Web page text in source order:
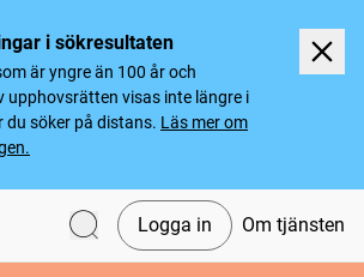
i sökresultaten
är yngre än 100 år och
upphovsrätten visas inte längre i
du söker på distans. Läs mer om
Logga in Om tjänsten